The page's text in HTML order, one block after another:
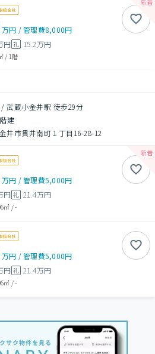
万円 /管理費8,000円
円 礼 15.2万円
/ 1階
武蔵小金井駅 徒歩29分
建
井市貫井南町１丁目16-28-12
万円 /管理費5,000円
円 礼 21.4万円
㎡ /-
万円 /管理費5,000円
円 礼 21.4万円
㎡ /-